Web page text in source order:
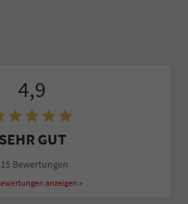
4,9
SEHR GUT
Bewertungen
anzeigen >